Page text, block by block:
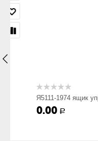
Номинальное
Номинальное
Я5111-1974 ящик
0.00 Р